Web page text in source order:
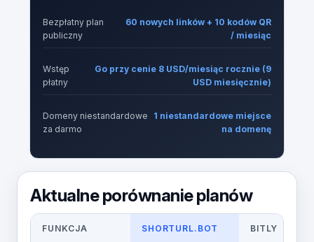
Bezpłatny plan
publiczny
60 nowych linków + 10 kodów QR
/ miesiąc
Wstęp
płatny
Go przy cenie 8 USD/miesiąc rocznie (9
USD miesięcznie)
Domeny niestandardowe
za darmo
1 niestandardowe miejsce
na domenę
Aktualne porównanie planów
FUNKCJA SHORTURL.BOT BITLY